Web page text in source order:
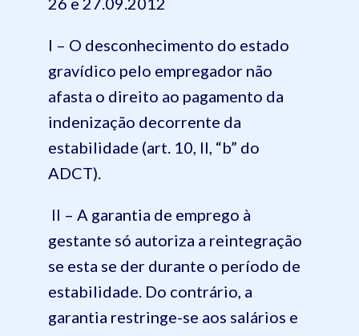
I – O desconhecimento do estado
gravídico pelo empregador não
afasta o direito ao pagamento da
indenização decorrente da
estabilidade (art. 10, II, “b” do
ADCT).
II – A garantia de emprego à
gestante só autoriza a reintegração
se esta se der durante o período de
estabilidade. Do contrário, a
garantia restringe-se aos salários e